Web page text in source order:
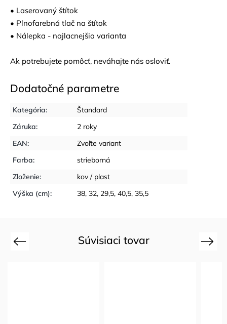
• Laserovaný štítok
• Plnofarebná tlač na štítok
• Nálepka - najlacnejšia varianta
Ak potrebujete pomôcť, neváhajte nás osloviť.
Dodatočné parametre
Kategória:
Štandard
Záruka:
2 roky
EAN:
Zvoľte variant
Farba:
strieborná
Zloženie:
kov / plast
Výška (cm): 38, 32, 29,5, 40,5, 35,5
Súvisiaci tovar
Previous Next